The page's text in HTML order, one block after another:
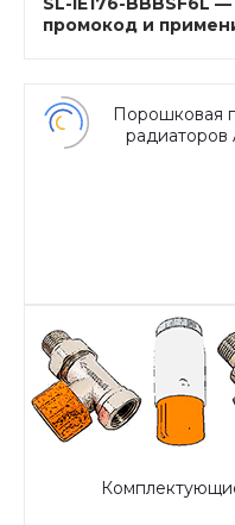
промокод и
Порошковая
радиаторов